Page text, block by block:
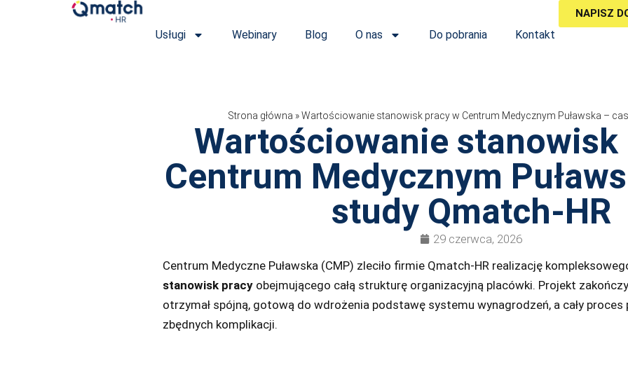
Usługi Webinary Blog O nas Do pobrania Kontakt
NAPISZ
Strona główna »Wartościowanie stanowisk pracy w Centrum Medycznym Puławska –
Wartościowanie stanowisk
Centrum Medycznym
study Qmatch-HR
29 czerwca, 2026
Centrum Medyczne Puławska (CMP) zleciło firmie Qmatch-HR realizację
stanowisk pracyobejmującego całą strukturę organizacyjną placówki. Projekt
otrzymał spójną, gotową do wdrożenia podstawę systemu wynagrodzeń, a cały proces
zbędnych komplikacji.